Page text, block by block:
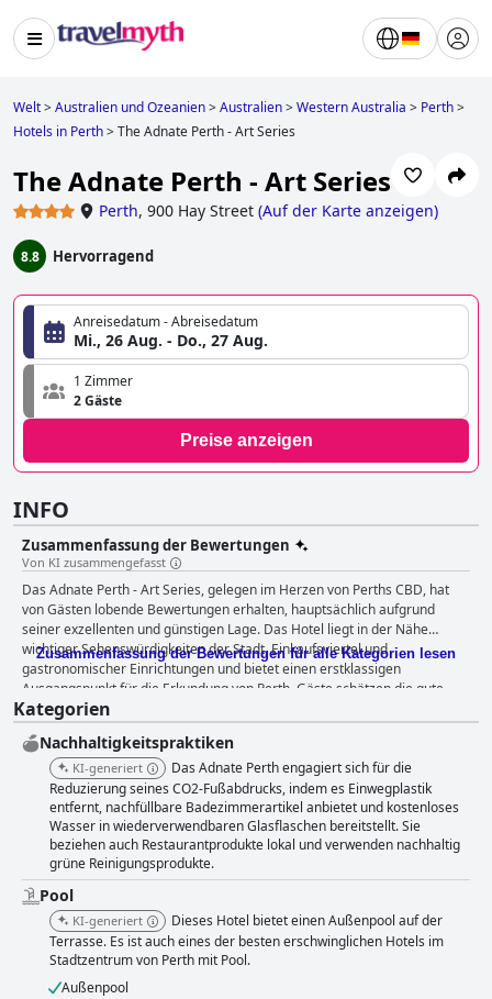
Welt>Australien und Ozeanien>Australien>Western Australia > Perth>
Hotels in Perth>The Adnate Perth - Art Series
The Adnate Perth - Art Series
Perth, 900 Hay Street (Auf der Karte anzeigen)
8.8 Hervorragend
Anreisedatum - Abreisedatum
Mi., 26 Aug. - Do., 27 Aug.
1 Zimmer
2 Gäste
Preise anzeigen
INFO
Zusammenfassung der Bewertungen
Von KI zusammengefasst
Das Adnate Perth - Art Series, gelegen im Herzen von Perths CBD, hat
von Gästen lobende Bewertungen erhalten, hauptsächlich aufgrund
seiner exzellenten und günstigen Lage. Das Hotel liegt in der Nähe
wichtiger Sehenswürdigkeiten der Stadt, Einkaufsviertel und
gastronomischer Einrichtungen und bietet einen erstklassigen
Ausgangspunkt für die Erkundung von Perth. Gäste schätzen die gute
Anbindung an öffentliche Verkehrsmittel und die Nähe zu wichtigen
Bereichen wie Elizabeth Quay und RAC Arena, was ihr Stadterlebnis
verbessert. Das Frühstück des Hotels erhält gemischte Bewertungen,
obwohl es tendenziell positiv ausfällt, da viele Gäste die Vielfalt, Qualität
und den Geschmack der Buffetoptionen loben. Der Frühstücksbereich ist
stilvoll eingerichtet mit bemerkenswerten Favoriten wie Rührei und
frischen Gerichten. Einige Kritikpunkte sind der Bedarf an einer
vielfältigeren Auswahl und gelegentliche Probleme mit der
Lebensmittelqualität und der Personalbesetzung während der
Stoßzeiten. Die Abendessen im Hotelrestaurant und in der Hyde Bar
werden im Allgemeinen positiv bewertet, wobei das stilvolle Ambiente
und das freundliche Personal hervorgehoben werden. Es gibt jedoch
gemischte Meinungen bezüglich der Menüvielfalt und der
Lebensmittelqualität, wobei einige Gäste die Mahlzeiten als überteuert
und in der Auswahl begrenzt empfinden. Die Öffnungszeiten und die
Zusammenfassung der Bewertungen für alle Kategorien lesen
Kategorien
Nachhaltigkeitspraktiken
KI-generiert
Das Adnate Perth engagiert sich für die
Reduzierung seines CO2-Fußabdrucks, indem es Einwegplastik
entfernt, nachfüllbare Badezimmerartikel anbietet und kostenloses
Wasser in wiederverwendbaren Glasflaschen bereitstellt. Sie
beziehen auch Restaurantprodukte lokal und verwenden nachhaltig
grüne Reinigungsprodukte.
Pool
KI-generiert
Dieses Hotel bietet einen Außenpool auf der
Terrasse. Es ist auch eines der besten erschwinglichen Hotels im
Stadtzentrum von Perth mit Pool.
Außenpool